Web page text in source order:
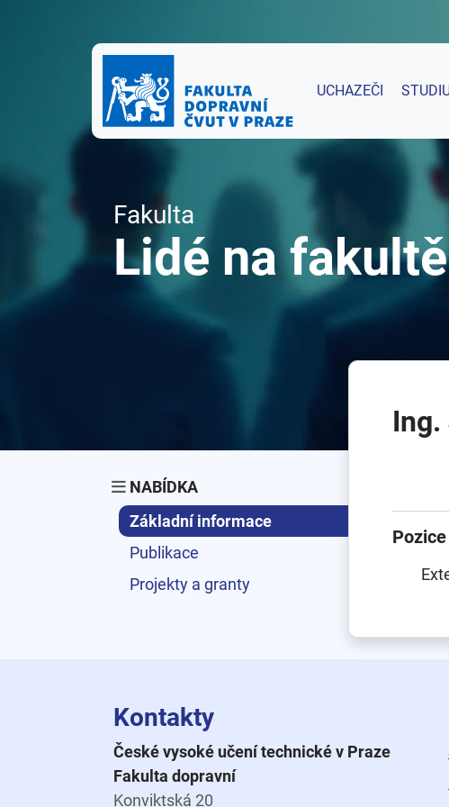
UCHAZEČI
Fakulta
Lidé na fakultě
NABÍDKA
Základní informace
Publikace
Projekty a granty
Kontakty
České vysoké učení technické v Praze
Fakulta dopravní
Konviktská 20